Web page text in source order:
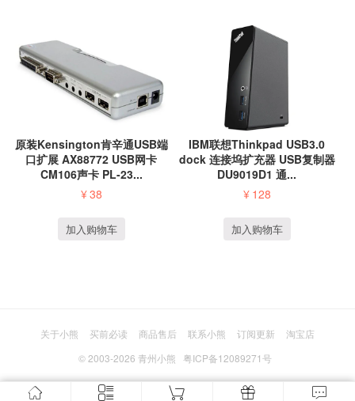
原装Kensington肯辛通USB端
口扩展 AX88772 USB网卡
CM106声卡 PL-23...
¥38
加入购物车
IBM联想Thinkpad USB3.0
dock 连接坞扩充器 USB复制器
DU9019D1 通...
¥ 128
加入购物车
关于小熊 买前必读 商品售后 联系小熊 订阅更新
淘宝店
© 2003-2026 青州小熊 粤ICP备12089271号